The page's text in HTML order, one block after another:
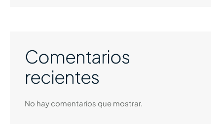
Comentarios
recientes
No hay comentarios que mostrar.